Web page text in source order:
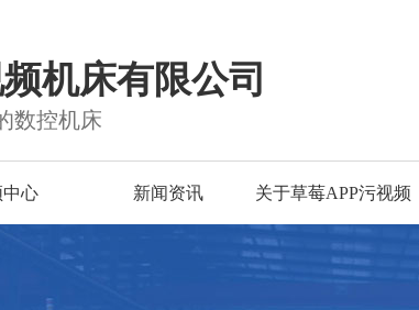
机床有限公司
数控机床
心 新闻资讯 关于草莓APP污视频